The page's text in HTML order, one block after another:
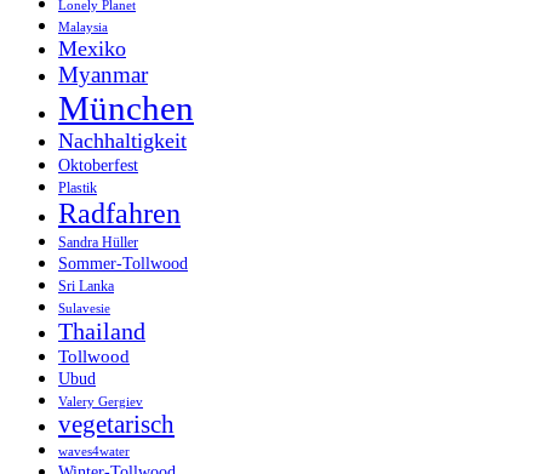
Lonely Planet
Malaysia
Mexiko
Myanmar
München
Nachhaltigkeit
Oktoberfest
Plastik
Radfahren
Sandra Hüller
Sommer-Tollwood
Sri Lanka
Sulavesie
Thailand
Tollwood
Ubud
Valery Gergiev
vegetarisch
waves4water